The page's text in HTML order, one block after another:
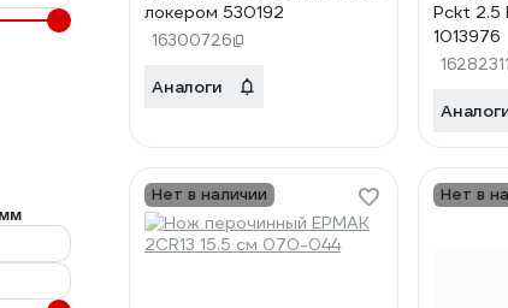
локером 530192
16300726
Аналоги
Pckt 2.5
1013976
16282311
Нет в наличии Нет в